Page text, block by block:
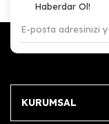
Haberdar Ol!
KURUMSAL